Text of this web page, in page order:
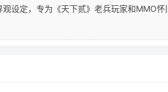
设定，专为《天下贰》老兵玩家和MMO